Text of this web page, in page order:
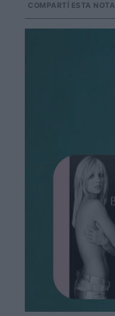
COMPARTÍ ESTA NOTA